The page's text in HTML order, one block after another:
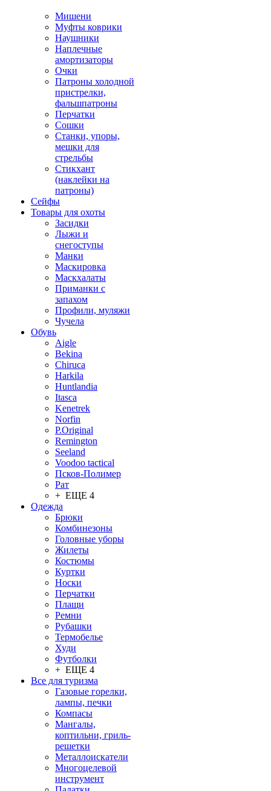
Мишени
Муфты коврики
Наушники
Наплечные
амортизаторы
Очки
Патроны холодной
пристрелки,
фальшпатроны
Перчатки
Сошки
Станки, упоры,
мешки для
стрельбы
Стикхант
(наклейки на
патроны)
Сейфы
Товары для охоты
Засидки
Лыжи и
снегоступы
Манки
Маскировка
Маскхалаты
Приманки с
запахом
Профили, муляжи
Чучела
Обувь
Aigle
Bekina
Chiruсa
Harkila
Huntlandia
Itasca
Kenetrek
Norfin
P.Original
Remington
Seeland
Voodoo tactical
Псков-Полимер
Рат
+ ЕЩЕ 4
Одежда
Брюки
Комбинезоны
Головные уборы
Жилеты
Костюмы
Куртки
Носки
Перчатки
Плащи
Ремни
Рубашки
Термобелье
Худи
Футболки
+ ЕЩЕ 4
Все для туризма
Газовые горелки,
лампы, печки
Компасы
Мангалы,
коптильни, гриль-
решетки
Металлоискатели
Многоцелевой
инструмент